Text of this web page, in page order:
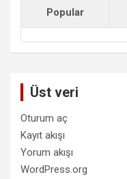
Popular
Üst veri
Oturum aç
Kayıt akışı
Yorum akışı
WordPress.org